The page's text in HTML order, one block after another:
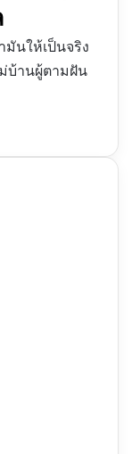
นให้เป็นจริง
ม่บ้านผู้ตามฝัน